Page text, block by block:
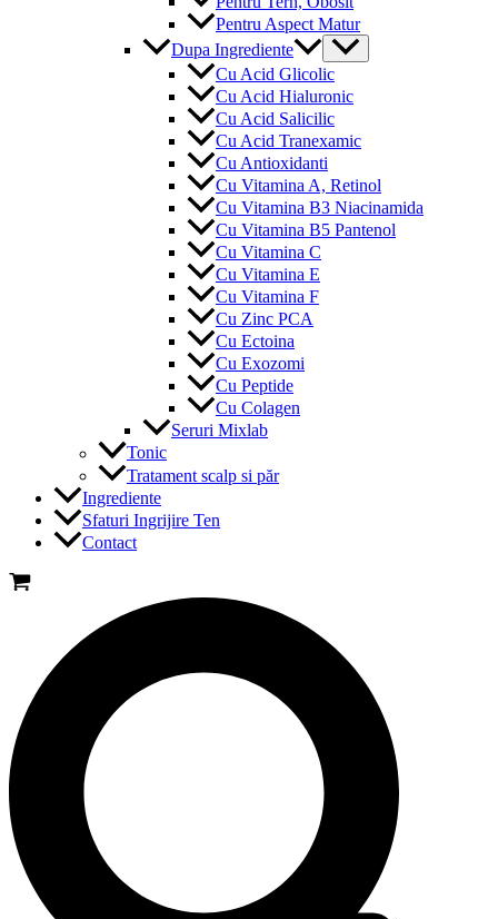
Pentru Aspect Matur
Dupa Ingrediente
Menu
Toggle
Cu Acid Glicolic
Cu Acid Hialuronic
Cu Acid Salicilic
Cu Acid Tranexamic
Cu Antioxidanti
Cu Vitamina A, Retinol
Cu Vitamina B3 Niacinamida
Cu Vitamina B5 Pantenol
Cu Vitamina C
Cu Vitamina E
Cu Vitamina F
Cu Zinc PCA
Cu Ectoina
Cu Exozomi
Cu Peptide
Cu Colagen
Seruri Mixlab
Tonic
Tratament scalp si păr
Ingrediente
Sfaturi Ingrijire Ten
Contact